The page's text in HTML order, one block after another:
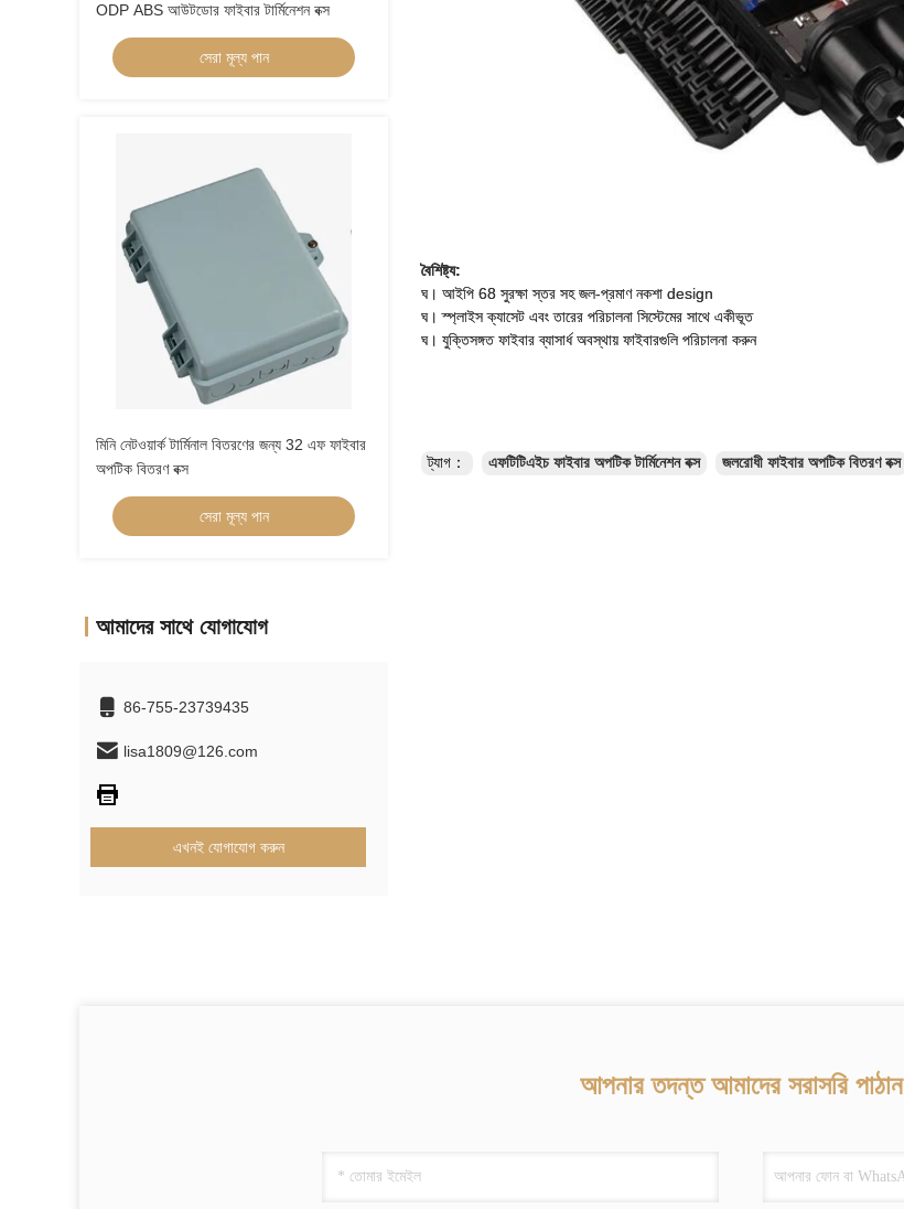
ODP ABS আউটডোর ফাইবার টার্মিনেশন বক্স
সেরা মূল্য পান
মিনি নেটওয়ার্ক টার্মিনাল বিতরণের জন্য 32 এফ ফাইবার
অপটিক বিতরণ বক্স
সেরা মূল্য পান
আমাদের সাথে যোগাযোগ
86-755-23739435
lisa1809@126.com
এখনই যোগাযোগ করুন
বৈশিষ্ট্য:
ঘ। আইপি 68 সুরক্ষা স্তর সহ জল-প্রমাণ নকশা design
ঘ।স্প্লাইস ক্যাসেট এবং তারের পরিচালনা সিস্টেমের সাথে একীভূত
ঘ। যুক্তিসঙ্গত ফাইবার ব্যাসার্ধ অবস্থায় ফাইবারগুলি পরিচালনা করুন
ট্যাগ： এফটিটিএইচ ফাইবার অপটিক টার্মিনেশন বক্স জলরোধী ফাইবার অপটিক বিতরণ বক্স
আপনার তদন্ত আমাদের সরাসরি পাঠান